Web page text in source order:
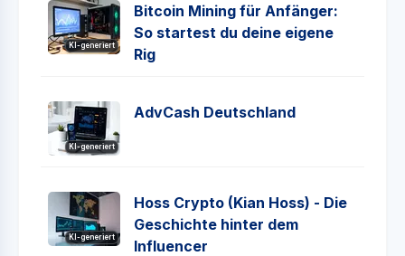
KI-generiert
Bitcoin Mining für Anfänger:
So startest du deine eigene
Rig
KI-generiert
AdvCash Deutschland
KI-generiert
Hoss Crypto (Kian Hoss) - Die
Geschichte hinter dem
Influencer